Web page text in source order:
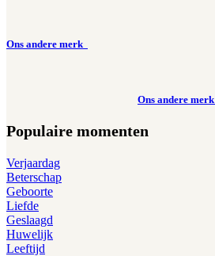
Ons andere merk
Ons andere merk
Populaire momenten
Verjaardag
Beterschap
Geboorte
Liefde
Geslaagd
Huwelijk
Leeftijd